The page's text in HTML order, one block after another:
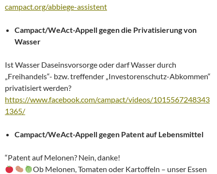
campact.org/abbiege-assistent
Campact/WeAct-Appell gegen die Privatisierung von
Wasser
Ist Wasser Daseinsvorsorge oder darf Wasser durch
„Freihandels“- bzw. treffender „Investorenschutz-Abkommen“
privatisiert werden?
https://www.facebook.com/campact/videos/1015567248343
1365/
Campact/WeAct-Appell gegen Patent auf Lebensmittel
“Patent auf Melonen? Nein, danke!
Ob Melonen, Tomaten oder Kartoffeln – unser Essen